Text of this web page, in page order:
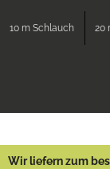
10 m Schlauch 20
Wir liefern zum